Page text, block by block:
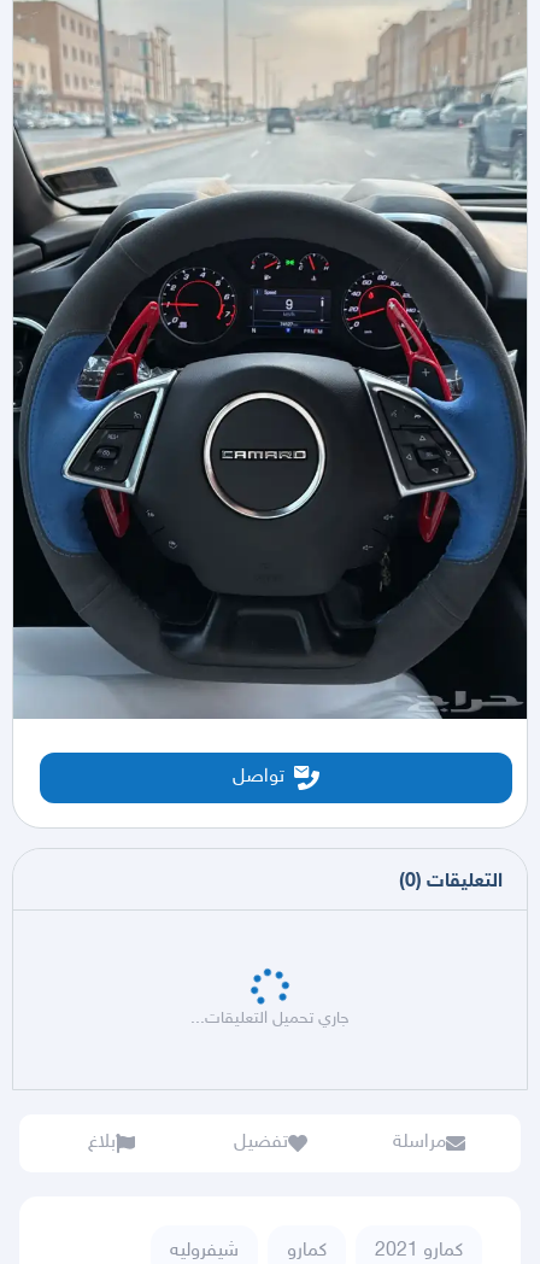
تواصل
التعليقات (
0
)
جاري تحميل التعليقات...
مراسلة تفضيل بلاغ
كمارو 2021 كمارو شيفروليه